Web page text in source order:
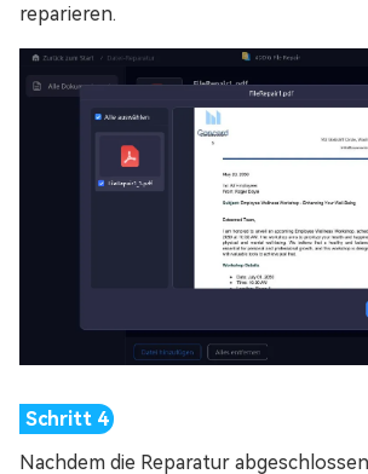
reparieren.
Nachdem die Reparatur